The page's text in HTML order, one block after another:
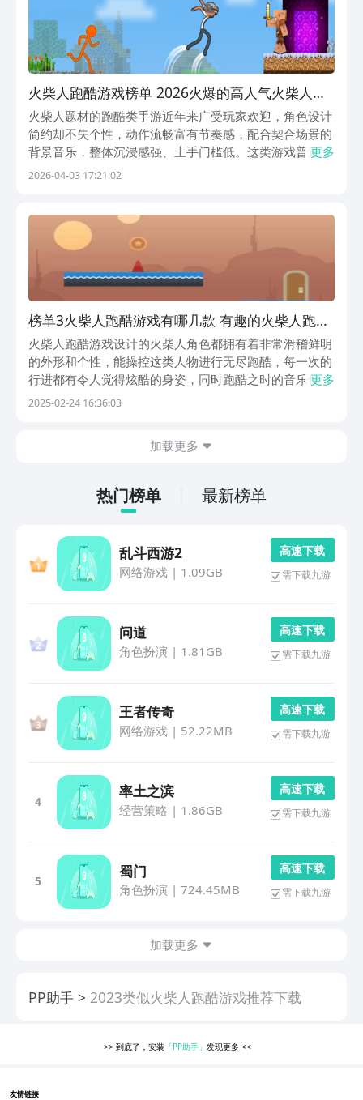
火柴人跑酷游戏榜单 2026火爆的高人气火柴人跑
酷游戏手机版分享
火柴人题材的跑酷类手游近年来广受玩家欢迎，角色设计
简约却不失个性，动作流畅富有节奏感，配合契合场景的
背景音乐，整体沉浸感强、上手门槛低。这类游戏普遍采
用单点触控操作，适合碎片化时间体验，兼具趣味性与挑
随
更多
2026-04-03 17:21:02
榜单3火柴人跑酷游戏有哪几款 有趣的火柴人跑酷
游戏before_12025
火柴人跑酷游戏设计的火柴人角色都拥有着非常滑稽鲜明
的外形和个性，能操控这类人物进行无尽跑酷，每一次的
行进都有令人觉得炫酷的身姿，同时跑酷之时的音乐也很
衬托景，挑战起来欢乐无限，还有无尽的关卡能选择试
更多
2025-02-24 16:36:03
加载更多
热门榜单 最新榜单
乱斗西游2
网络游戏| 1.09GB
高 速 下 载
需下载九游
问道
角色扮演 | 1.81GB
高 速 下 载
需下载九游
王者传奇
网络游戏| 52.22MB
高 速 下 载
需下载九游
4
率土之滨
经营策略 | 1.86GB
高 速 下 载
需下载九游
5
蜀门
角色扮演 | 724.45MB
高 速 下 载
需下载九游
加载更多
PP助手 2023类似火柴人跑酷游戏推荐下载
>> 到底了，安装 「PP助手」发现更多<<
友情链接